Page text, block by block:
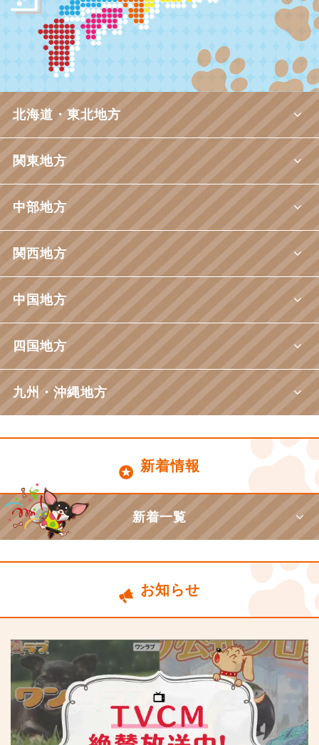
北海道・東北地方
関東地方
中部地方
関西地方
中国地方
四国地方
九州・沖縄地方
新着情報
新着一覧
お知らせ